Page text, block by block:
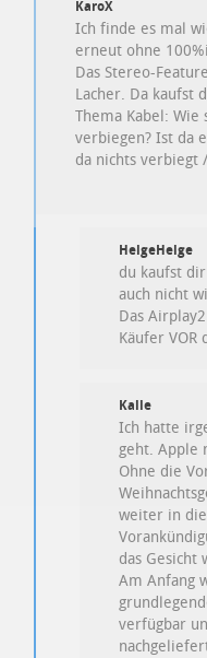
KaroX
Ich finde es mal
erneut ohne
Das Stereo-
Lacher. Da kaufst
Thema Kabel: Wie
verbiegen? Ist da
da nichts verbiegt
HelgeHelge
du kaufst
auch nicht
Das
Käufer VOR
Kalle
Ich hatte
geht. Apple
Ohne die
weiter in
das Gesicht
Am Anfang
verfügbar